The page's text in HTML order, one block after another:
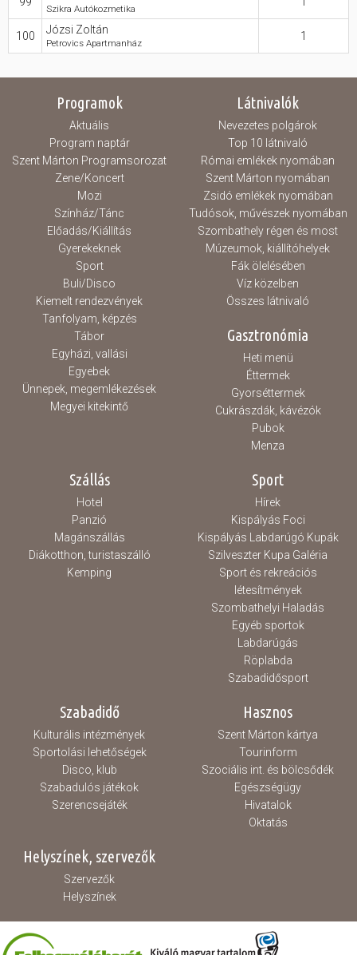
Szikra Autókozmetika
100 Józsi Zoltán
Petrovics Apartmanház
1
Programok
Aktuális
Program naptár
Szent Márton Programsorozat
Zene/Koncert
Mozi
Színház/Tánc
Előadás/Kiállítás
Gyerekeknek
Sport
Buli/Disco
Kiemelt rendezvények
Tanfolyam, képzés
Tábor
Egyházi, vallási
Egyebek
Ünnepek, megemlékezések
Megyei kitekintő
Látnivalók
Nevezetes polgárok
Top 10 látnivaló
Római emlékek nyomában
Szent Márton nyomában
Zsidó emlékek nyomában
Tudósok, művészek nyomában
Szombathely régen és most
Múzeumok, kiállítóhelyek
Fák ölelésében
Víz közelben
Összes látnivaló
Gasztronómia
Heti menü
Éttermek
Gyorséttermek
Cukrászdák, kávézók
Pubok
Menza
Szállás
Hotel
Panzió
Magánszállás
Diákotthon, turistaszálló
Kemping
Sport
Hírek
Kispályás Foci
Kispályás Labdarúgó Kupák
Szilveszter Kupa Galéria
Sport és rekreációs
létesítmények
Szombathelyi Haladás
Egyéb sportok
Labdarúgás
Röplabda
Szabadidősport
Szabadidő
Kulturális intézmények
Sportolási lehetőségek
Disco, klub
Szabadulós játékok
Szerencsejáték
Hasznos
Szent Márton kártya
Tourinform
Szociális int. és bölcsődék
Egészségügy
Hivatalok
Oktatás
Helyszínek, szervezők
Szervezők
Helyszínek